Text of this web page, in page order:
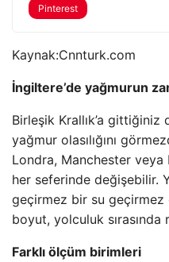
Pinterest
Kaynak:Cnnturk.com
İngiltere’de yağmurun
Birleşik Krallık’a gittiğiniz
yağmur olasılığını
Londra, Manchester
her seferinde değişebilir.
geçirmez bir su geçirmez
boyut, yolculuk sırasında
Farklı ölçüm birimleri